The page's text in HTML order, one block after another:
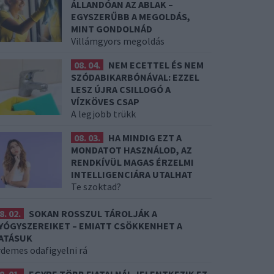
ÁLLANDÓAN AZ ABLAK –
EGYSZERŰBB A MEGOLDÁS,
MINT GONDOLNÁD
Villámgyors megoldás
08. 04.
NEM ECETTEL ÉS NEM
SZÓDABIKARBÓNÁVAL: EZZEL
LESZ ÚJRA CSILLOGÓ A
VÍZKÖVES CSAP
A legjobb trükk
08. 03.
HA MINDIG EZT A
MONDATOT HASZNÁLOD, AZ
RENDKÍVÜL MAGAS ÉRZELMI
INTELLIGENCIÁRA UTALHAT
Te szoktad?
02.
SOKAN ROSSZUL TÁROLJÁK A
– EMIATT CSÖKKENHET A
odafigyelni rá